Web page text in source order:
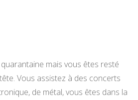
mais vous êtes resté
Vous assistez à des concerts
de métal, vous êtes dans la